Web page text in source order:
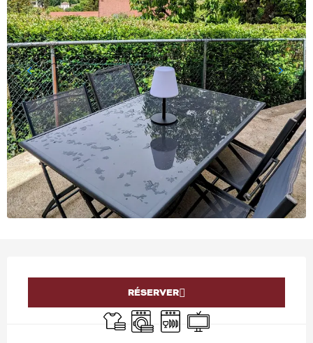
OUVERTURE ET
RÉSERVER
Draps et linge
Lave lingeLave vaisselle
Télévision